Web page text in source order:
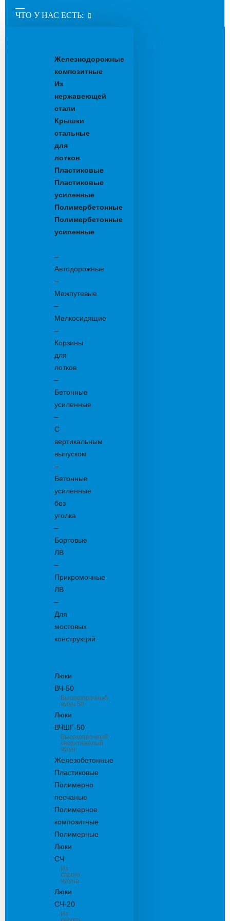
ЧТО У НАС ЕСТЬ:
Железнодорожные
композитные
Из
нержавеющей
стали
Крышки
стальные
для
лотков
Пластиковые
Пластиковые
усиленные
Полимербетонные
Полимербетонные
усиленные
–
Автодорожные
–
Межпутевые
–
Мелкосидящие
–
Корзины
для
лотков
–
Бетонные
усиленные
–
С
вертикальным
выпуском
–
Бетонные
усиленные
без
уголка
–
Бортовые
ЛВ
–
Прикромочные
ЛВ
–
Для
мостовых
конструкций
Люки
ВЧ-50
Высокопрочный
чугун 50
Люки
ВЧШГ-50
Высокопрочный
сверхтяжелый
чугун
Железобетонные
Пластиковые
Полимерно
песчаные
Полимерное
композитные
Полимерные
Люки
СЧ
Из
серого
чугуна
Люки
СЧ-20
Из